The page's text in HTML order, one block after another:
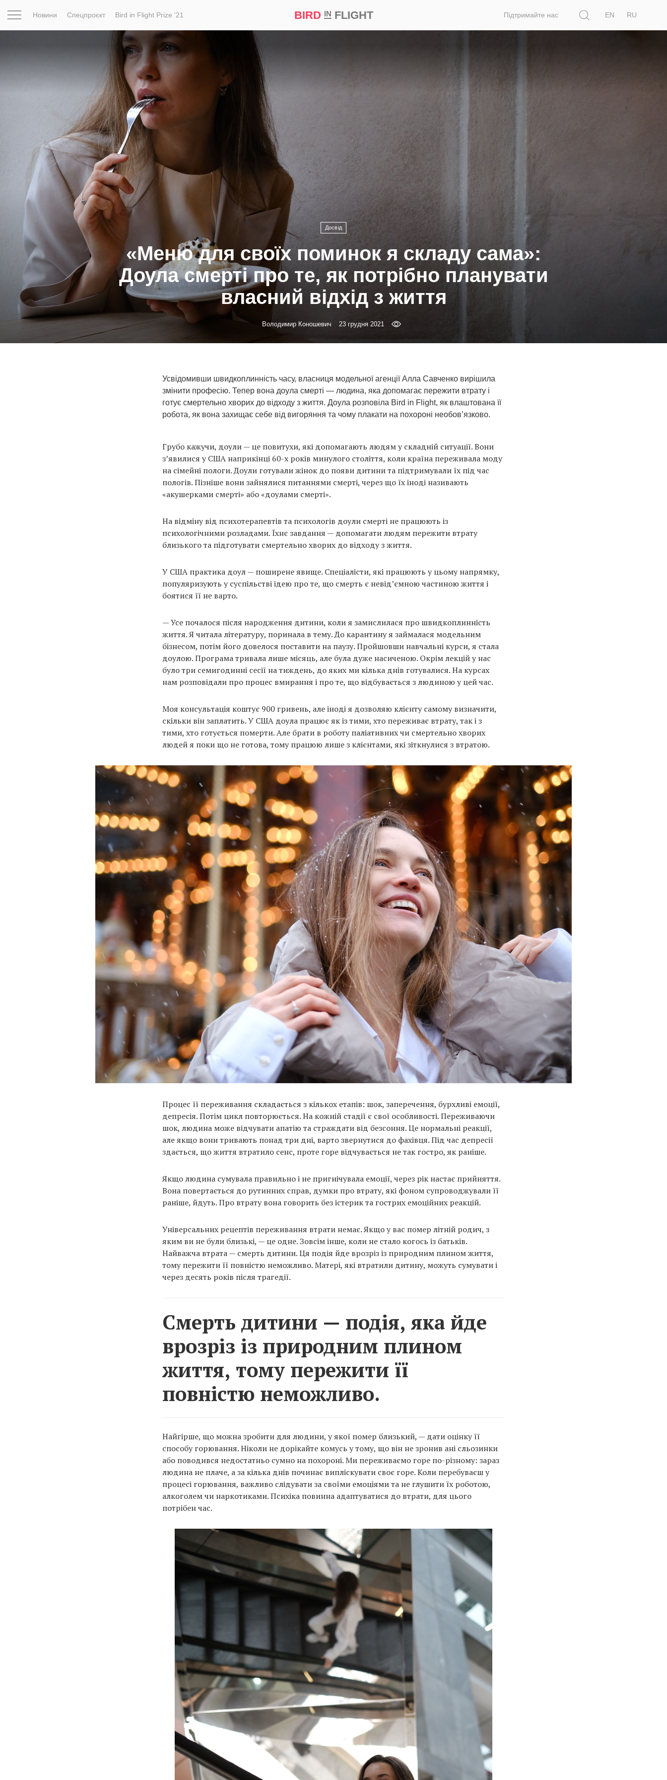
Новини Спецпроєкт Bird in Flight Prize ‘21 BIRD INFLIGHT Підтримайте нас
EN
RU
Новини Світ Професія
Досвід
«Меню для своїх поминок я складу сама»:
Доула смерті про те, як потрібно планувати
власний відхід з життя
Володимир Коношевич 23 грудня 2021
Усвідомивши швидкоплинність часу, власниця модельної агенції Алла Савченко вирішила
змінити професію. Тепер вона доула смерті — людина, яка допомагає пережити втрату і
готує смертельно хворих до відходу з життя. Доула розповіла Bird in Flight, як влаштована її
робота, як вона захищає себе від вигоряння та чому плакати на похороні необов’язково.
Грубо кажучи, доули — це повитухи, які допомагають людям у складній ситуації. Вони
з’явилися у США наприкінці 60-х років минулого століття, коли країна переживала моду
на сімейні пологи. Доули готували жінок до появи дитини та підтримували їх під час
пологів. Пізніше вони зайнялися питаннями смерті, через що їх іноді називають
«акушерками смерті» або «доулами смерті».
На відміну від психотерапевтів та психологів доули смерті не працюють із
психологічними розладами. Їхнє завдання — допомагати людям пережити втрату
близького та підготувати смертельно хворих до відходу з життя.
У США практика доул — поширене явище. Спеціалісти, які працюють у цьому напрямку,
популяризують у суспільстві ідею про те, що смерть є невід’ємною частиною життя і
боятися її не варто.
— Усе почалося після народження дитини, коли я замислилася про швидкоплинність
життя. Я читала літературу, поринала в тему. До карантину я займалася модельним
бізнесом, потім його довелося поставити на паузу. Пройшовши навчальні курси, я стала
доулою. Програма тривала лише місяць, але була дуже насиченою. Окрім лекцій у нас
було три семигодинні сесії на тиждень, до яких ми кілька днів готувалися. На курсах
нам розповідали про процес вмирання і про те, що відбувається з людиною у цей час.
Моя консультація коштує 900 гривень, але іноді я дозволяю клієнту самому визначити,
скільки він заплатить. У США доула працює як із тими, хто переживає втрату, так і з
тими, хто готується померти. Але брати в роботу паліативних чи смертельно хворих
людей я поки що не готова, тому працюю лише з клієнтами, які зіткнулися з втратою.
Процес її переживання складається з кількох етапів: шок, заперечення, бурхливі емоції,
депресія. Потім цикл повторюється. На кожній стадії є свої особливості. Переживаючи
шок, людина може відчувати апатію та страждати від безсоння. Це нормальні реакції,
але якщо вони тривають понад три дні, варто звернутися до фахівця. Під час депресії
здається, що життя втратило сенс, проте горе відчувається не так гостро, як раніше.
Якщо людина сумувала правильно і не пригнічувала емоції, через рік настає прийняття.
Вона повертається до рутинних справ, думки про втрату, які фоном супроводжували її
раніше, йдуть. Про втрату вона говорить без істерик та гострих емоційних реакцій.
Універсальних рецептів переживання втрати немає. Якщо у вас помер літній родич, з
яким ви не були близькі, — це одне. Зовсім інше, коли не стало когось із батьків.
Найважча втрата — смерть дитини. Ця подія йде врозріз із природним плином життя,
тому пережити її повністю неможливо. Матері, які втратили дитину, можуть сумувати і
через десять років після трагедії.
Смерть дитини — подія, яка йде
врозріз із природним плином
життя, тому пережити її
повністю неможливо.
Найгірше, що можна зробити для людини, у якої помер близький, — дати оцінку її
способу горювання. Ніколи не дорікайте комусь у тому, що він не зронив ані сльозинки
або поводився недостатньо сумно на похороні. Ми переживаємо горе по-різному: зараз
людина не плаче, а за кілька днів починає випліскувати своє горе. Коли перебуваєш у
процесі горювання, важливо слідувати за своїми емоціями та не глушити їх роботою,
алкоголем чи наркотиками. Психіка повинна адаптуватися до втрати, для цього
потрібен час.